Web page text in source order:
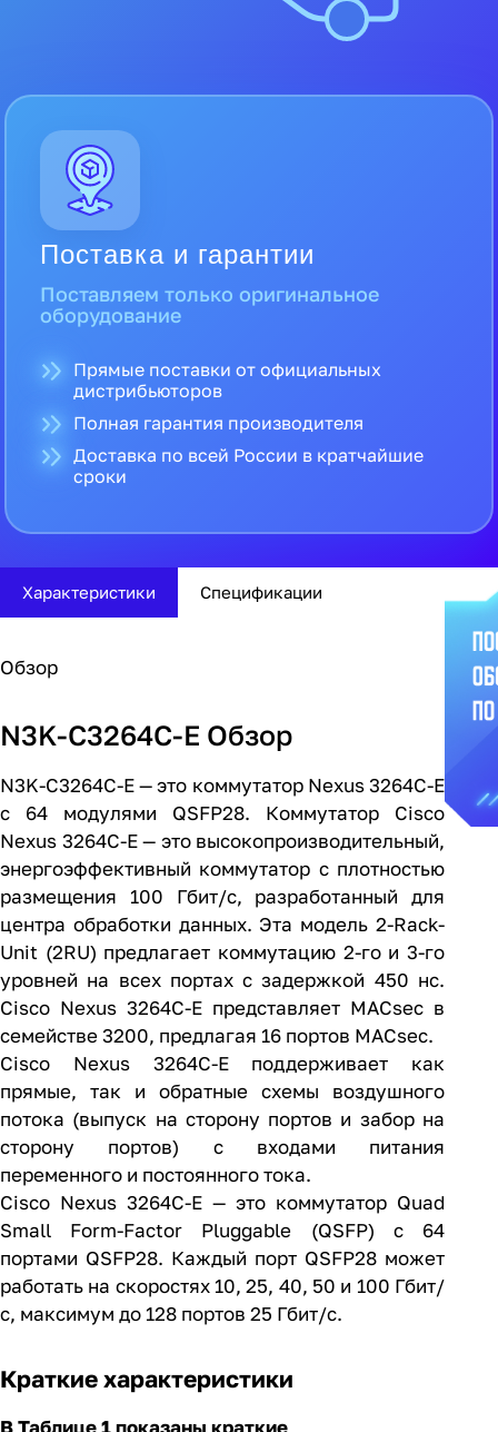
Поставка и гарантии
Поставляем только оригинальное
оборудование
Прямые поставки от официальных
дистрибьюторов
Полная гарантия производителя
Доставка по всей России в кратчайшие
сроки
Характеристики Спецификации
Обзор
N3K-C3264C-E Обзор
N3K-C3264C-E — это коммутатор Nexus 3264C-E
с 64 модулями QSFP28. Коммутатор Cisco
Nexus 3264C-E — это высокопроизводительный,
энергоэффективный коммутатор с плотностью
размещения 100 Гбит/с, разработанный для
центра обработки данных. Эта модель 2-Rack-
Unit (2RU) предлагает коммутацию 2-го и 3-го
уровней на всех портах с задержкой 450 нс.
Cisco Nexus 3264C-E представляет MACsec в
семействе 3200, предлагая 16 портов MACsec.
Cisco Nexus 3264C-E поддерживает как
прямые, так и обратные схемы воздушного
потока (выпуск на сторону портов и забор на
сторону портов) с входами питания
переменного и постоянного тока.
Cisco Nexus 3264C-E — это коммутатор Quad
Small Form-Factor Pluggable (QSFP) с 64
портами QSFP28. Каждый порт QSFP28 может
работать на скоростях 10, 25, 40, 50 и 100 Гбит/
с, максимум до 128 портов 25 Гбит/с.
Краткие характеристики
В Таблице 1 показаны краткие